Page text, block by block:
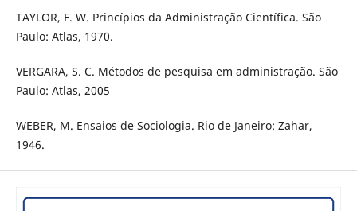
TAYLOR, F. W. Princípios da Administração Científica. São
Paulo: Atlas, 1970.
VERGARA, S. C. Métodos de pesquisa em administração. São
Paulo: Atlas, 2005
WEBER, M. Ensaios de Sociologia. Rio de Janeiro: Zahar,
1946.